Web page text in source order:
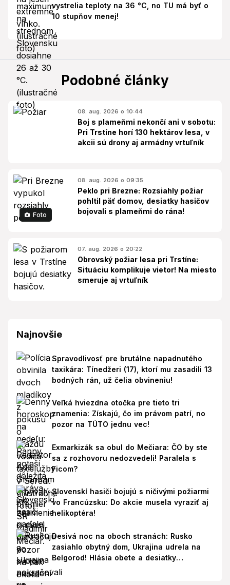
vystrelia teploty na 36 °C, no TU má byť o
10 stupňov menej!
Podobné články
08. aug. 2026 o 10:44
Boj s plameňmi nekončí ani v sobotu:
Pri Trstíne horí 130 hektárov lesa, v
akcii sú drony aj armádny vrtuľník
Foto
08. aug. 2026 o 09:35
Peklo pri Brezne: Rozsiahly požiar
pohltil päť domov, desiatky hasičov
bojovali s plameňmi do rána!
07. aug. 2026 o 20:22
Obrovský požiar lesa pri Trstíne:
Situáciu komplikuje vietor! Na miesto
smeruje aj vrtuľník
Najnovšie
Spravodlivosť pre brutálne napadnutého
taxikára: Tínedžeri (17), ktorí mu zasadili 13
bodných rán, už čelia obvineniu!
Veľká hviezdna otočka pre tieto tri
znamenia: Získajú, čo im právom patrí, no
pozor na TÚTO jednu vec!
Exmarkizák sa obul do Mečiara: ČO by ste
sa z rozhovoru nedozvedeli! Paralela s
Ficom?
Slovenskí hasiči bojujú s ničivými požiarmi
vo Francúzsku: Do akcie musela vyraziť aj
helikoptéra!
Desivá noc na oboch stranách: Rusko
zasiahlo obytný dom, Ukrajina udrela na
Belgorod! Hlásia obete a desiatky
zranených